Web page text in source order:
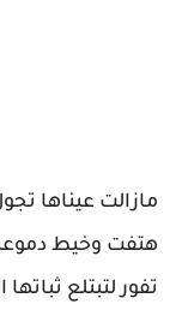
مازالت عيناها
هتفت وخيط
تفور لتبتلع